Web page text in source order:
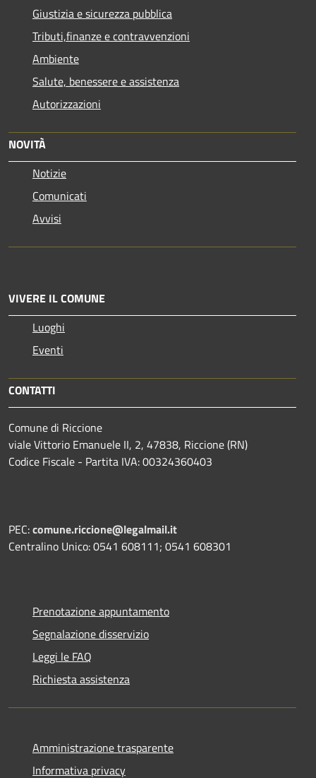
Giustizia e sicurezza pubblica
Tributi,finanze e contravvenzioni
Ambiente
Salute, benessere e assistenza
Autorizzazioni
NOVITÀ
Notizie
Comunicati
Avvisi
VIVERE IL COMUNE
Luoghi
Eventi
CONTATTI
Comune di Riccione
viale Vittorio Emanuele II, 2, 47838, Riccione (RN)
Codice Fiscale - Partita IVA: 00324360403
PEC:comune.riccione@legalmail.it
Centralino Unico: 0541 608111; 0541 608301
Prenotazione appuntamento
Segnalazione disservizio
Leggi le FAQ
Richiesta assistenza
Amministrazione trasparente
Informativa privacy